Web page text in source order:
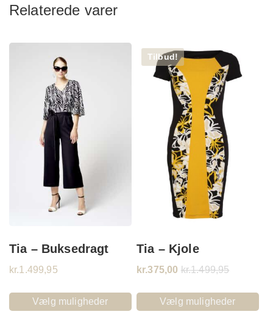
Relaterede varer
Tia – Buksedragt
kr.1.499,95
Vælg muligheder
Tilbud!
Tia – Kjole
kr.375,00 kr.1.499,95
Vælg muligheder